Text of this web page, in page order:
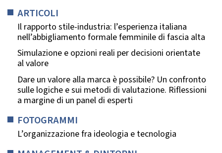
ARTICOLI
Il rapporto stile-industria: l’esperienza italiana
nell’abbigliamento formale femminile di fascia alta
Simulazione e opzioni reali per decisioni orientate
al valore
Dare un valore alla marca è possibile? Un confronto
sulle logiche e sui metodi di valutazione. Riflessioni
a margine di un panel di esperti
FOTOGRAMMI
L’organizzazione fra ideologia e tecnologia